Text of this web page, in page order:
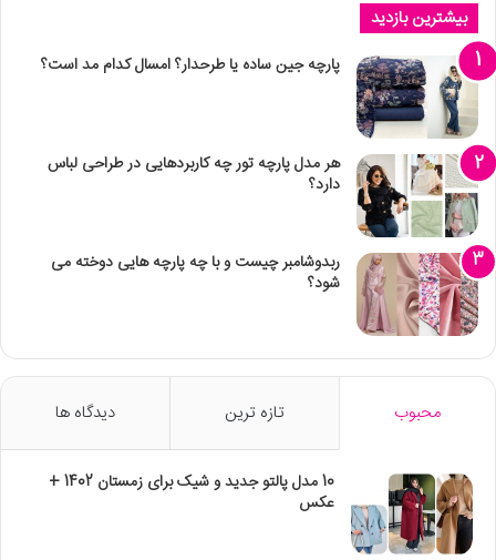
بیشترین بازدید
پارچه جین ساده یا طرحدار؟ امسال کدام مد است؟
هر مدل پارچه تور چه کاربردهایی در طراحی لباس
دارد؟
ربدوشامبر چیست و با چه پارچه هایی دوخته می
شود؟
محبوب تازه ترین دیدگاه ها
10 مدل پالتو جدید و شیک برای زمستان 1402 +
عکس